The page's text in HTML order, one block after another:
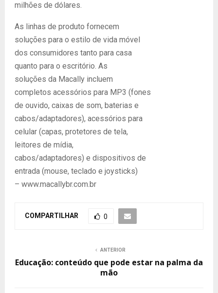
milhões de dólares.
As linhas de produto fornecem
soluções para o estilo de vida móvel
dos consumidores tanto para casa
quanto para o escritório. As
soluções da Macally incluem
completos acessórios para MP3 (fones
de ouvido, caixas de som, baterias e
cabos/adaptadores), acessórios para
celular (capas, protetores de tela,
leitores de mídia,
cabos/adaptadores) e dispositivos de
entrada (mouse, teclado e joysticks)
– www.macallybr.com.br
COMPARTILHAR 0
ANTERIOR
Educação: conteúdo que pode estar na palma da
mão